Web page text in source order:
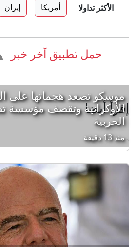
الأكثر تداولا أمريكا إيران
حمل تطبيق آخر خبر
إقرأ أيضا
موسكو تصعد هجماتها على
الأوكرانية وتقصف مؤسسة
الحربية
منذ 13 دقيقة